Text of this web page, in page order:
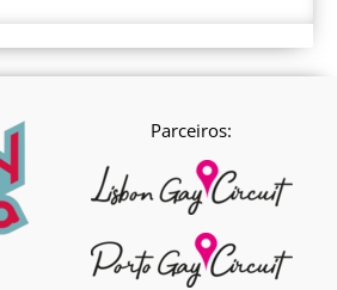
Parceiros: